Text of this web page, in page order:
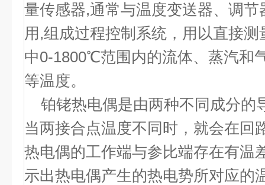
量传感器,通常与温度变送器、调
用,组成过程控制系统，用以直接
中0-1800℃范围内的流体、蒸汽和
等温度。
铂铑热电偶是由两种不同成分的
当两接合点温度不同时，就会在回
热电偶的工作端与参比端存在有温
示出热电偶产生的热电势所对应的